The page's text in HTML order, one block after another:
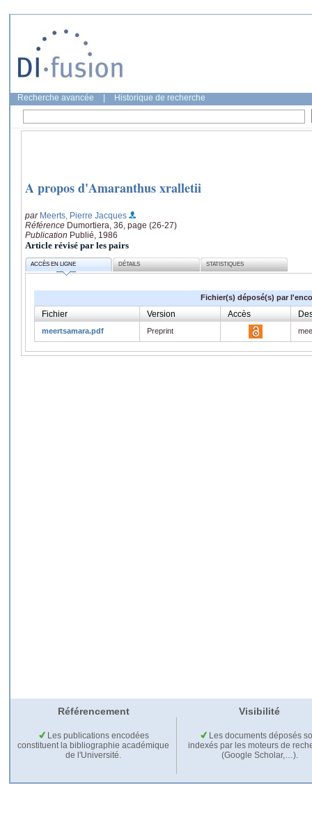
Recherche avancée Historique de recherche
A propos d'Amaranthus xralletii
par Meerts, Pierre Jacques
Référence Dumortiera, 36, page (26-27)
Publication Publié, 1986
Article révisé par les pairs
ACCÈS EN LIGNE DÉTAILS STATISTIQUES
Fichier(s) déposé(s) par
Fichier Version Accès
meertsamara.pdf Preprint
Référencement Visibilité
Les publications encodées
constituent la bibliographie académique
de l'Université.
Les documents déposés
indexés par les moteurs de
(Google Scholar,…).